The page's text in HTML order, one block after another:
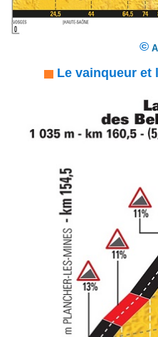
©
Le vainqueur et